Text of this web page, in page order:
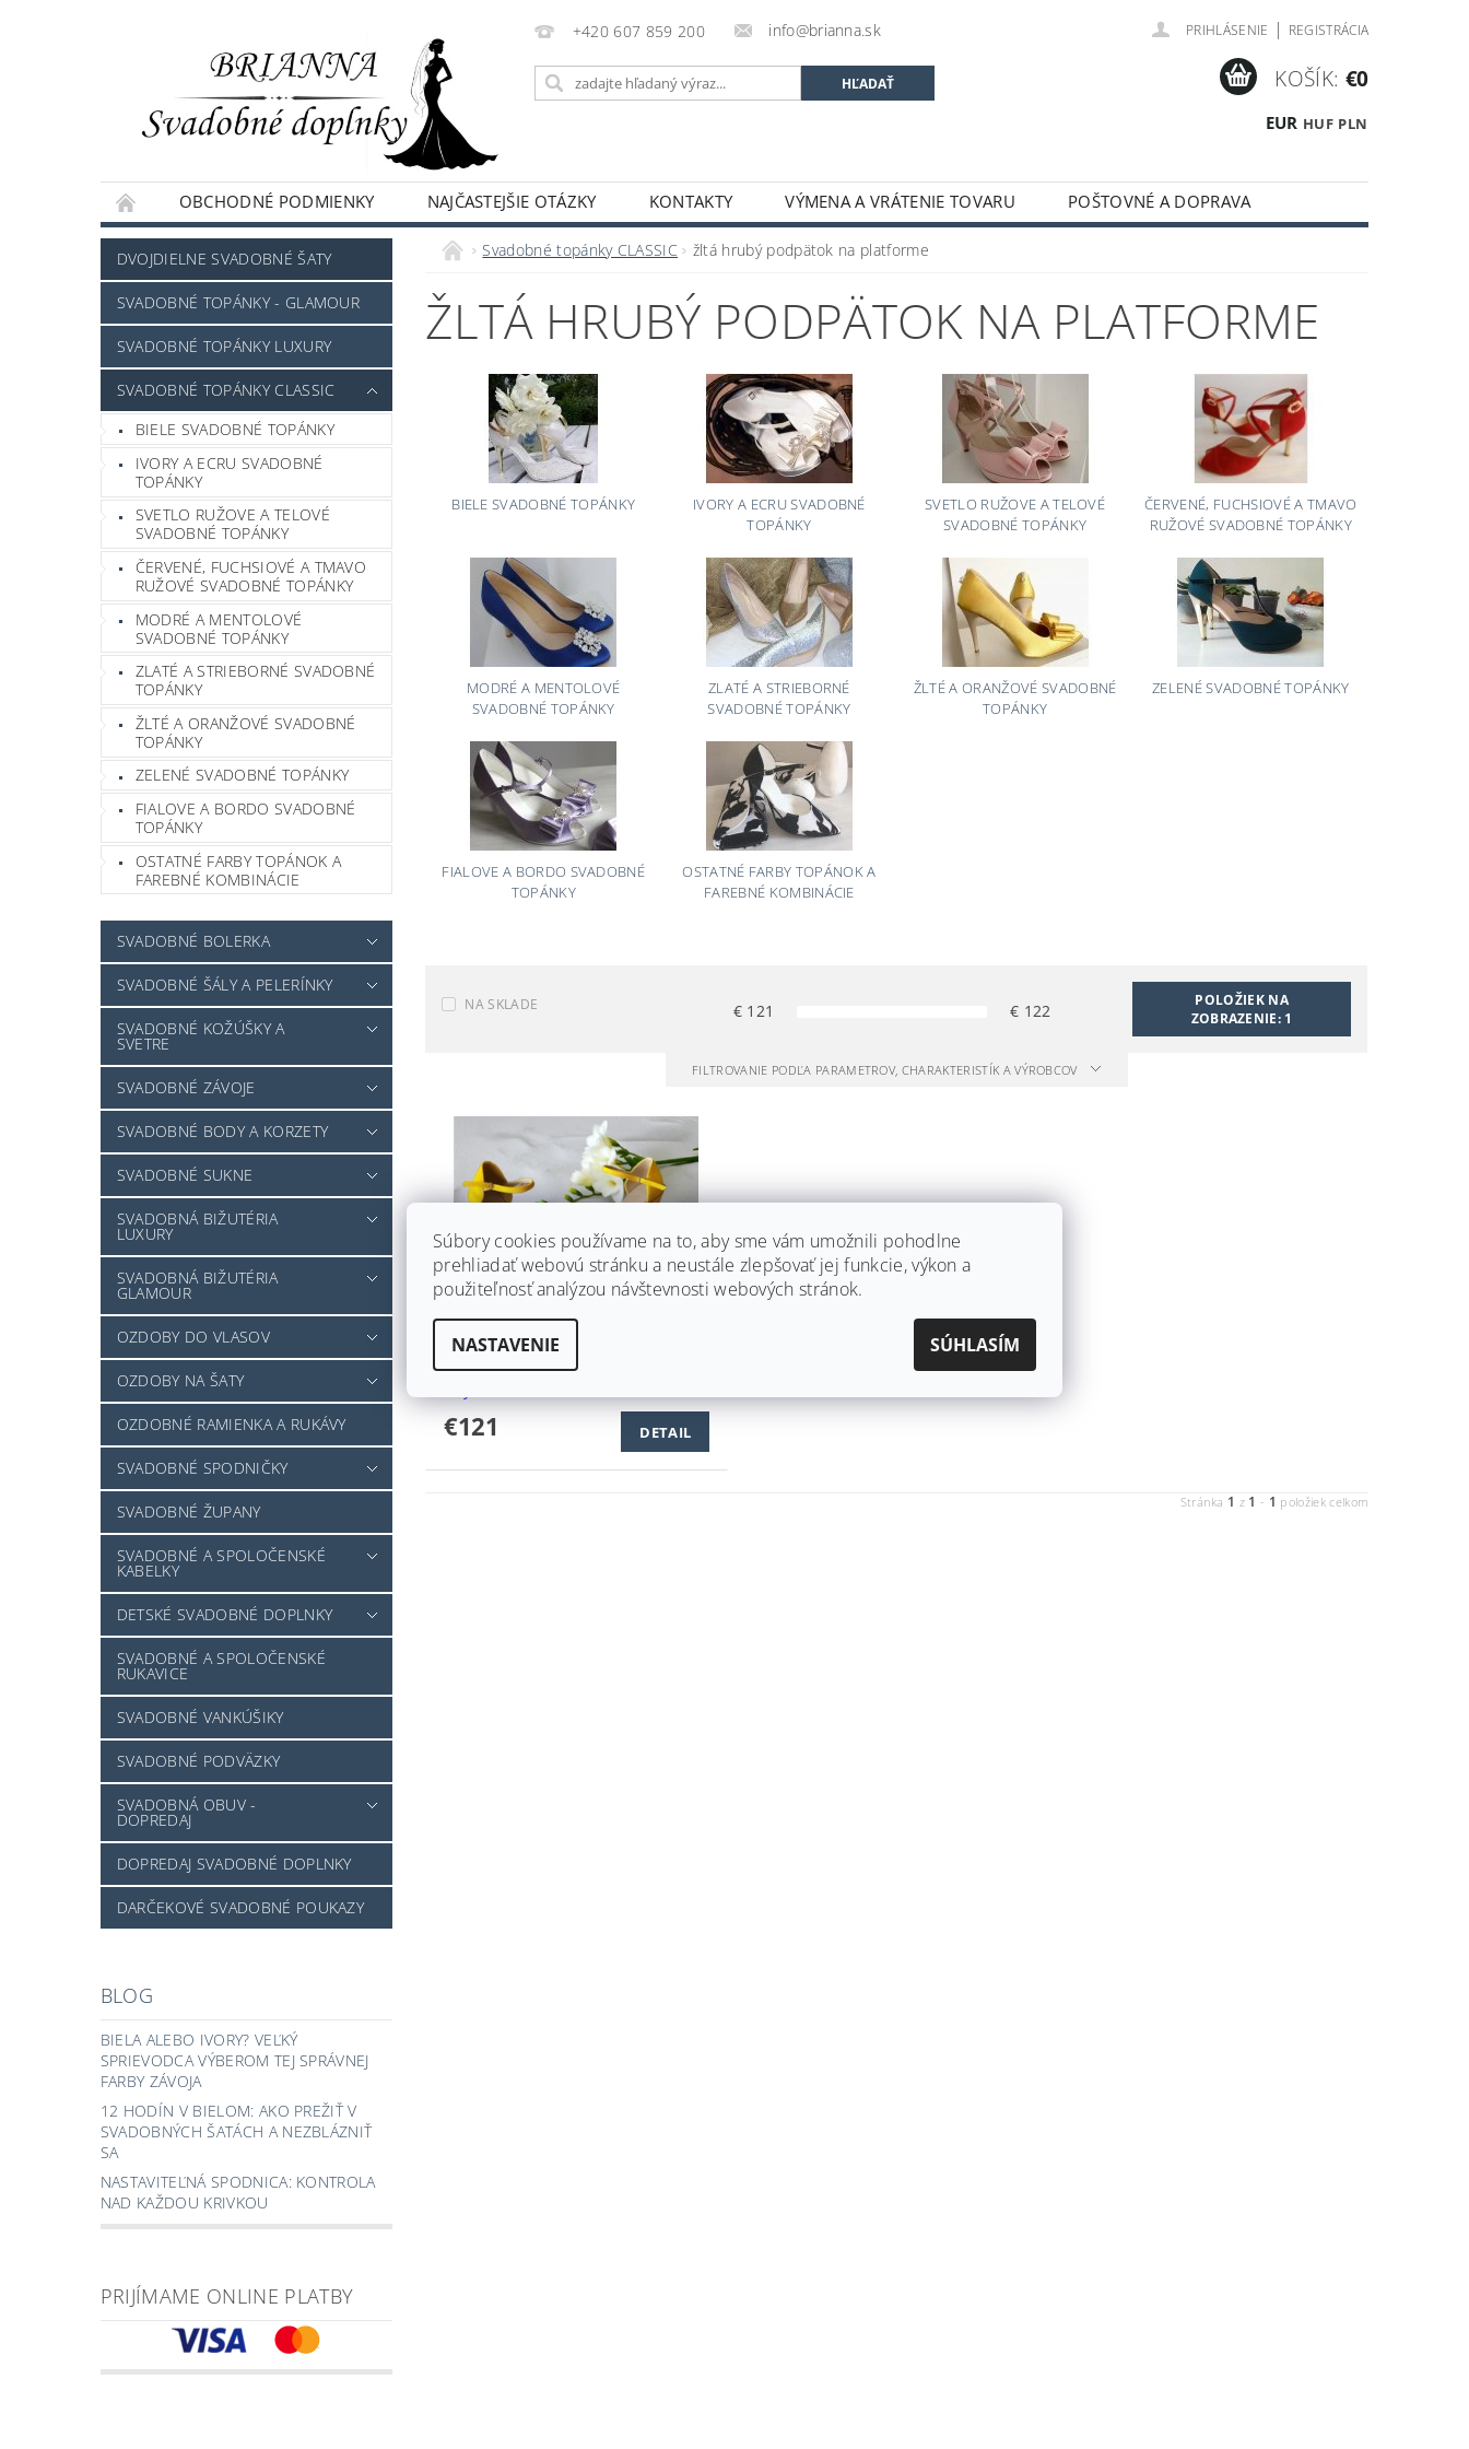
+420 607 859 200 info@brianna.sk PRIHLÁSENIE | REGISTRÁCIA
EUR HUF PLN
KOŠÍK: €0
OBCHODNÉ PODMIENKY NAJČASTEJŠIE OTÁZKY KONTAKTY VÝMENA A VRÁTENIE TOVARU
POŠTOVNÉ A DOPRAVA
NAPÍŠTE NÁM
DVOJDIELNE SVADOBNÉ ŠATY
SVADOBNÉ TOPÁNKY - GLAMOUR
SVADOBNÉ TOPÁNKY LUXURY
SVADOBNÉ TOPÁNKY CLASSIC
BIELE SVADOBNÉ TOPÁNKY
IVORY A ECRU SVADOBNÉ
TOPÁNKY
SVETLO RUŽOVE A TELOVÉ
SVADOBNÉ TOPÁNKY
ČERVENÉ, FUCHSIOVÉ A TMAVO
RUŽOVÉ SVADOBNÉ TOPÁNKY
MODRÉ A MENTOLOVÉ
SVADOBNÉ TOPÁNKY
ZLATÉ A STRIEBORNÉ SVADOBNÉ
TOPÁNKY
ŽLTÉ A ORANŽOVÉ SVADOBNÉ
TOPÁNKY
ZELENÉ SVADOBNÉ TOPÁNKY
FIALOVE A BORDO SVADOBNÉ
TOPÁNKY
OSTATNÉ FARBY TOPÁNOK A
FAREBNÉ KOMBINÁCIE
SVADOBNÉ BOLERKA
SVADOBNÉ ŠÁLY A PELERÍNKY
SVADOBNÉ KOŽÚŠKY A
SVETRE
SVADOBNÉ ZÁVOJE
SVADOBNÉ BODY A KORZETY
SVADOBNÉ SUKNE
SVADOBNÁ BIŽUTÉRIA
LUXURY
SVADOBNÁ BIŽUTÉRIA
GLAMOUR
OZDOBY DO VLASOV
OZDOBY NA ŠATY
OZDOBNÉ RAMIENKA A RUKÁVY
SVADOBNÉ SPODNIČKY
SVADOBNÉ ŽUPANY
SVADOBNÉ A SPOLOČENSKÉ
KABELKY
DETSKÉ SVADOBNÉ DOPLNKY
SVADOBNÉ A SPOLOČENSKÉ
RUKAVICE
SVADOBNÉ VANKÚŠIKY
SVADOBNÉ PODVÄZKY
SVADOBNÁ OBUV -
DOPREDAJ
DOPREDAJ SVADOBNÉ DOPLNKY
DARČEKOVÉ SVADOBNÉ POUKAZY
BLOG
BIELA ALEBO IVORY? VEĽKÝ
SPRIEVODCA VÝBEROM TEJ SPRÁVNEJ
FARBY ZÁVOJA
12 HODÍN V BIELOM: AKO PREŽIŤ V
SVADOBNÝCH ŠATÁCH A NEZBLÁZNIŤ
SA
NASTAVITEĽNÁ SPODNICA: KONTROLA
NAD KAŽDOU KRIVKOU
PRIJÍMAME ONLINE PLATBY
Svadobné topánky CLASSIC žltá hrubý podpätok na platforme
ŽLTÁ HRUBÝ PODPÄTOK NA PLATFORME
BIELE SVADOBNÉ TOPÁNKY
IVORY A ECRU SVADOBNÉ
TOPÁNKY
SVETLO RUŽOVE A TELOVÉ
SVADOBNÉ TOPÁNKY
ČERVENÉ, FUCHSIOVÉ A TMAVO
RUŽOVÉ SVADOBNÉ TOPÁNKY
MODRÉ A MENTOLOVÉ
SVADOBNÉ TOPÁNKY
ZLATÉ A STRIEBORNÉ
SVADOBNÉ TOPÁNKY
ŽLTÉ A ORANŽOVÉ SVADOBNÉ
TOPÁNKY
ZELENÉ SVADOBNÉ TOPÁNKY
FIALOVE A BORDO SVADOBNÉ
TOPÁNKY
OSTATNÉ FARBY TOPÁNOK A
FAREBNÉ KOMBINÁCIE
NA SKLADE € 121 € 122
POLOŽIEK NA
ZOBRAZENIE: 1
FILTROVANIE PODĽA PARAMETROV, CHARAKTERISTÍK A VÝROBCOV
SEMIŠOVÉ SVADOBNÉ TOPÁNKY
€121 DETAIL
Stránka 1 z 1 - 1 položiek celkom
Súbory cookies používame na to, aby sme vám umožnili pohodlne
prehliadať webovú stránku a neustále zlepšovať jej funkcie, výkon a
použiteľnosť analýzou návštevnosti webových stránok.
NASTAVENIE SÚHLASÍM